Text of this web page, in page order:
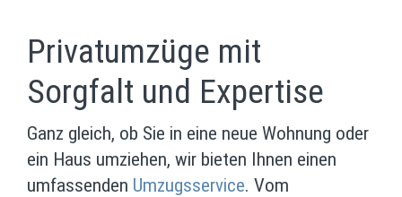
Privatumzüge mit
Sorgfalt und Expertise
Ganz gleich, ob Sie in eine neue Wohnung oder
ein Haus umziehen, wir bieten Ihnen einen
umfassenden Umzugsservice. Vom